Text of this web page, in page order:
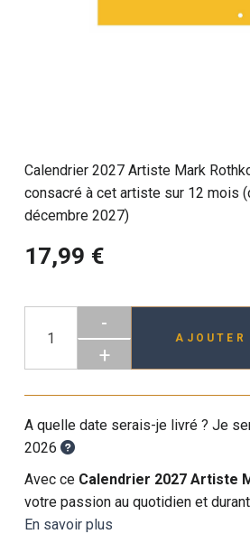
Calendrier 2027 Artiste Mark
consacré à cet artiste sur 12 mois
décembre 2027)
17,99 €
-
+
AJOUTER
A quelle date serais-je livré ? Je
2026
Avec ce Calendrier 2027 Artiste
votre passion au quotidien et
En savoir plus